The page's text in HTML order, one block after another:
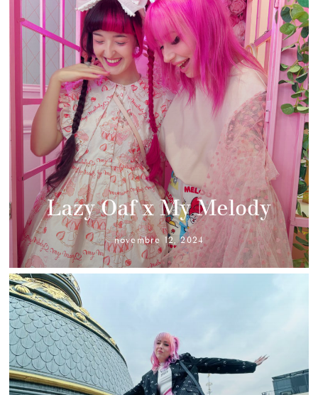
Lazy Oaf x My Melody
novembre 12, 2024